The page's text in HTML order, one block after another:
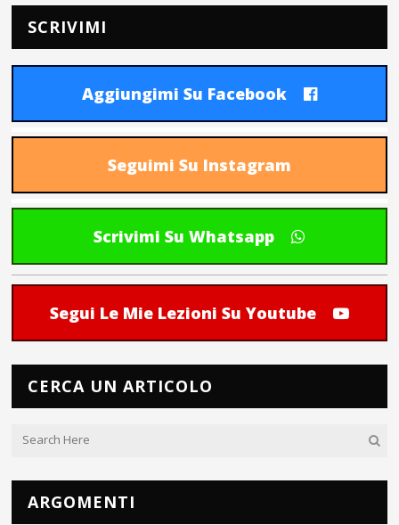
SCRIVIMI
Aggiungimi Su Facebook
Seguimi Su Instagram
Scrivimi Su Whatsapp
Segui Le Mie Lezioni Su Youtube
CERCA UN ARTICOLO
ARGOMENTI